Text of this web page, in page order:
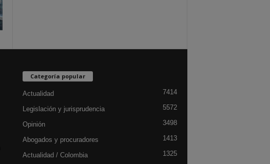
Categoría popular
Actualidad 7414
Legislación y jurisprudencia 5572
Opinión 3498
Abogados y procuradores 1413
Actualidad / Colombia 1325